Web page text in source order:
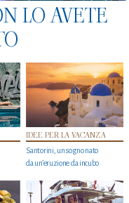
LO AVETE
IDEE PER LA VACANZA
Santorini, un sogno nato
da un’eruzione da incubo